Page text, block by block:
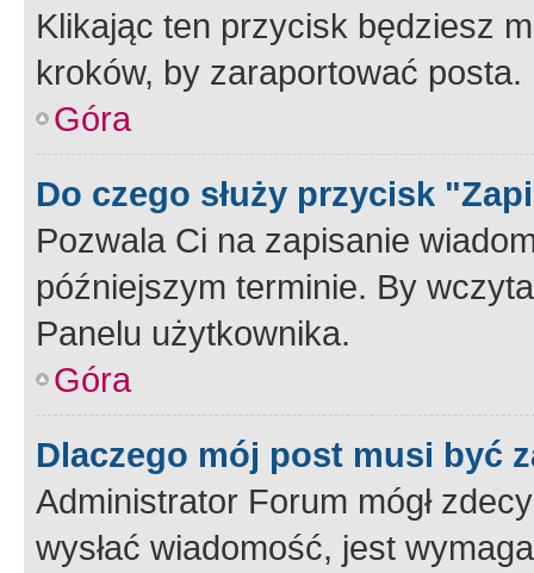
Klikając ten przycisk będziesz
kroków, by zaraportować posta.
Góra
Do czego służy przycisk
Pozwala Ci na zapisanie
późniejszym terminie. By
Panelu użytkownika.
Góra
Dlaczego mój post musi być
Administrator Forum mógł
wysłać wiadomość, jest